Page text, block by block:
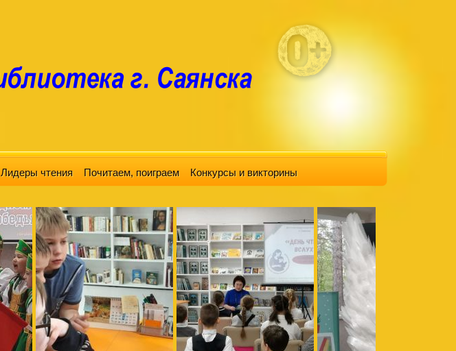
Лидеры чтения Почитаем, поиграем Конкурсы и викторины